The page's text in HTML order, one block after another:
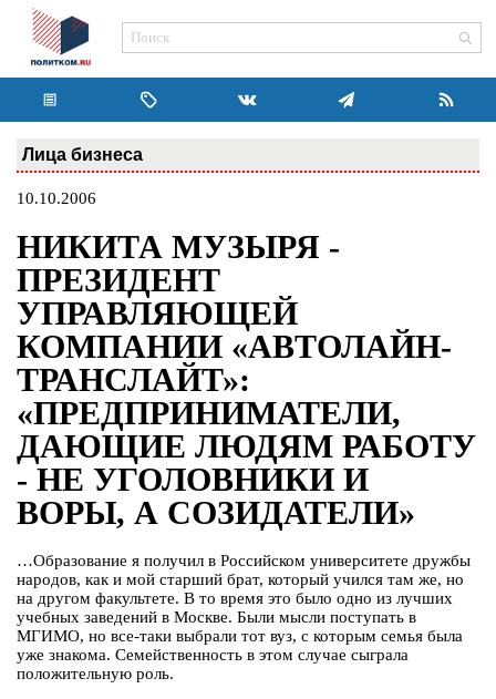
Лица бизнеса
10.10.2006
НИКИТА МУЗЫРЯ -
ПРЕЗИДЕНТ
УПРАВЛЯЮЩЕЙ
КОМПАНИИ «АВТОЛАЙН-
ТРАНСЛАЙТ»:
«ПРЕДПРИНИМАТЕЛИ,
ДАЮЩИЕ ЛЮДЯМ РАБОТУ
- НЕ УГОЛОВНИКИ И
ВОРЫ, А СОЗИДАТЕЛИ»
…Образование я получил в Российском университете дружбы
народов, как и мой старший брат, который учился там же, но
на другом факультете. В то время это было одно из лучших
учебных заведений в Москве. Были мысли поступать в
МГИМО, но все-таки выбрали тот вуз, с которым семья была
уже знакома. Семейственность в этом случае сыграла
положительную роль.